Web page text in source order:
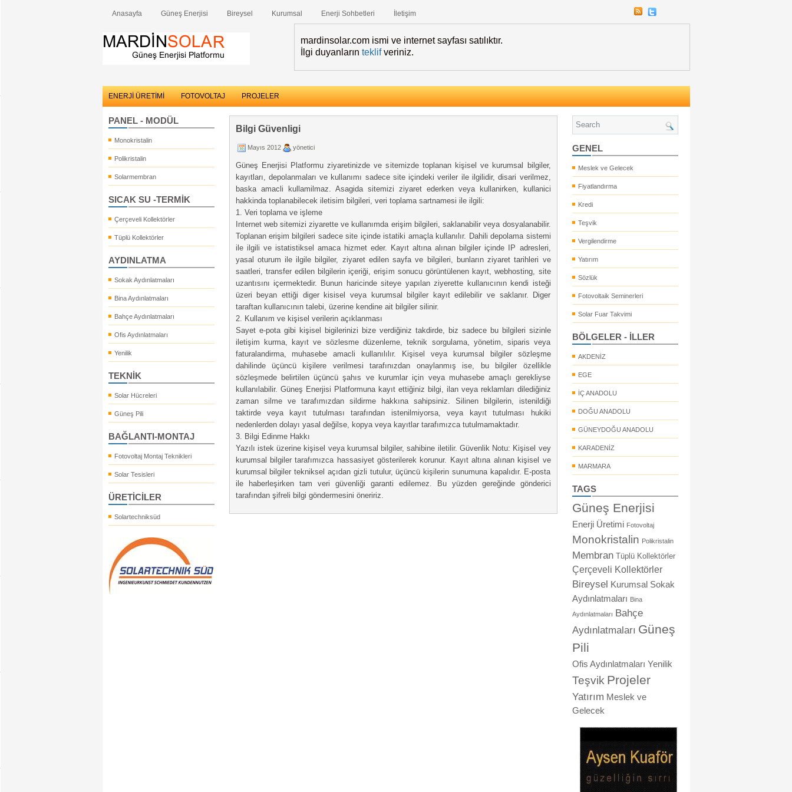
Anasayfa Güneş Enerjisi Bireysel Kurumsal Enerji Sohbetleri İletişim
mardinsolar.com ismi ve internet sayfası satılıktır.
İlgi duyanların teklifveriniz.
ENERJİ ÜRETİMİ FOTOVOLTAJ PROJELER
PANEL - MODÜL
Monokristalin
Polikristalin
Solarmembran
SICAK SU -TERMİK
Çerçeveli Kollektörler
Tüplü Kollektörler
AYDINLATMA
Sokak Aydınlatmaları
Bina Aydınlatmaları
Bahçe Aydınlatmaları
Ofis Aydınlatmaları
Yenilik
TEKNİK
Solar Hücreleri
Güneş Pili
BAĞLANTI-MONTAJ
Fotovoltaj Montaj Teknikleri
Solar Tesisleri
ÜRETİCİLER
Solartechniksüd
Bilgi Güvenligi
Mayıs 2012 yönetici
Güneş Enerjisi Platformu ziyaretinizde ve sitemizde toplanan kişisel ve kurumsal bilgiler,
kayıtları, depolanmaları ve kullanımı sadece site içindeki veriler ile ilgilidir, disari verilmez,
baska amacli kullamilmaz. Asagida sitemizi ziyaret ederken veya kullanirken, kullanici
hakkinda toplanabilecek iletisim bilgileri, veri toplama sartnamesi ile ilgili:
1. Veri toplama ve işleme
Internet web sitemizi ziyarette ve kullanımda erişim bilgileri, saklanabilir veya dosyalanabilir.
Toplanan erişim bilgileri sadece site içinde istatiki amaçla kullanılır. Dahili depolama sistemi
ile ilgili ve istatistiksel amaca hizmet eder. Kayıt altına alınan bilgiler içinde IP adresleri,
yasal oturum ile ilgile bilgiler, ziyaret edilen sayfa ve bilgileri, bunların ziyaret tarihleri ve
saatleri, transfer edilen bilgilerin içeriği, erişim sonucu görüntülenen kayıt, webhosting, site
uzantısını içermektedir. Bunun haricinde siteye yapılan ziyerette kullanıcının kendi isteği
üzeri beyan ettiği diger kisisel veya kurumsal bilgiler kayıt edilebilir ve saklanır. Diger
taraftan kullanıcının talebi, üzerine kendine ait bilgiler silinir.
2. Kullanım ve kişisel verilerin açıklanması
Sayet e-pota gibi kişisel bigilerinizi bize verdiğiniz takdirde, biz sadece bu bilgileri sizinle
iletişim kurma, kayıt ve sözlesme düzenleme, teknik sorgulama, yönetim, siparis veya
faturalandirma, muhasebe amacli kullanılılır. Kişisel veya kurumsal bilgiler sözleşme
dahilinde üçüncü kişilere verilmesi tarafınızdan onaylanmış ise, bu bilgiler özellikle
sözleşmede belirtilen üçüncü şahıs ve kurumlar için veya muhasebe amaçlı gerekliyse
kullanılabilir. Güneş Enerjisi Platformuna kayıt ettiğiniz bilgi, ilan veya reklamları dilediğiniz
zaman silme ve tarafımızdan sildirme hakkına sahipsiniz. Silinen bilgilerin, istenildiği
taktirde veya kayıt tutulması tarafından istenilmiyorsa, veya kayıt tutulması hukiki
nedenlerden dolayı yasal değilse, kopya veya kayıtlar tarafımızca tutulmamaktadır.
3. Bilgi Edinme Hakkı
Yazılı istek üzerine kişisel veya kurumsal bilgiler, sahibine iletilir. Güvenlik Notu: Kişisel vey
kurumsal bilgiler tarafımızca hassasiyet gösterilerek korunur. Kayıt altına alınan kişisel ve
kurumsal bilgiler tekniksel açıdan gizli tutulur, üçüncü kişilerin sunumuna kapalıdır. E-posta
ile haberleşirken tam veri güvenliği garanti edilemez. Bu yüzden gereğinde gönderici
tarafından şifreli bilgi göndermesini öneririz.
GENEL
Meslek ve Gelecek
Fiyatlandırma
Kredi
Teşvik
Vergilendirme
Yatırım
Sözlük
Fotovoltaik Seminerleri
Solar Fuar Takvimi
BÖLGELER - İLLER
AKDENİZ
EGE
İÇ ANADOLU
DOĞU ANADOLU
GÜNEYDOĞU ANADOLU
KARADENİZ
MARMARA
TAGS
Güneş Enerjisi
Enerji Üretimi Fotovoltaj
Monokristalin Polikristalin
Membran Tüplü Kollektörler
Çerçeveli Kollektörler
Bireysel Kurumsal Sokak
Aydınlatmaları Bina
Aydınlatmaları Bahçe
Aydınlatmaları Güneş
Pili
Ofis Aydınlatmaları Yenilik
Teşvik Projeler
Yatırım Meslek ve
Gelecek